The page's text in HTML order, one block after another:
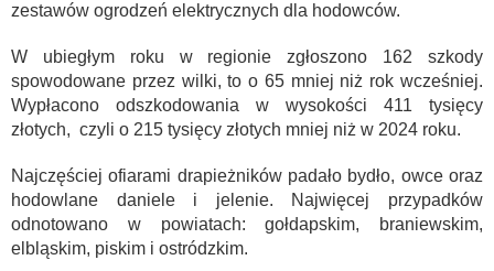
zestawów ogrodzeń elektrycznych dla hodowców.
W ubiegłym roku w regionie zgłoszono 162 szkody
spowodowane przez wilki, to o 65 mniej niż rok wcześniej.
Wypłacono odszkodowania w wysokości 411 tysięcy
złotych, czyli o 215 tysięcy złotych mniej niż w 2024 roku.
Najczęściej ofiarami drapieżników padało bydło, owce oraz
hodowlane daniele i jelenie. Najwięcej przypadków
odnotowano w powiatach: gołdapskim, braniewskim,
elbląskim, piskim i ostródzkim.